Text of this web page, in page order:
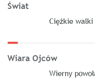
Świat
Ciężkie walki
Wiara Ojców
Wierny